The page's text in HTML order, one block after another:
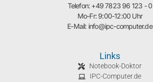
Telefon: +49 7823 96 123 - 0
Mo-Fr: 9:00-12:00 Uhr
E-Mail: info@ipc-computer.de
Links
Notebook-Doktor
IPC-Computer.de